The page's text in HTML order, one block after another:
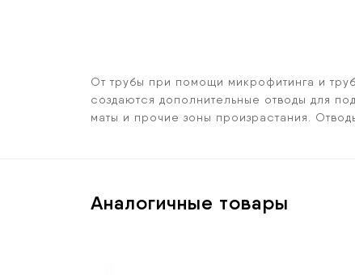
От трубы при помощи микрофитинга и
создаются дополнительные отводы для
маты и прочие зоны произрастания.
Аналогичные товары